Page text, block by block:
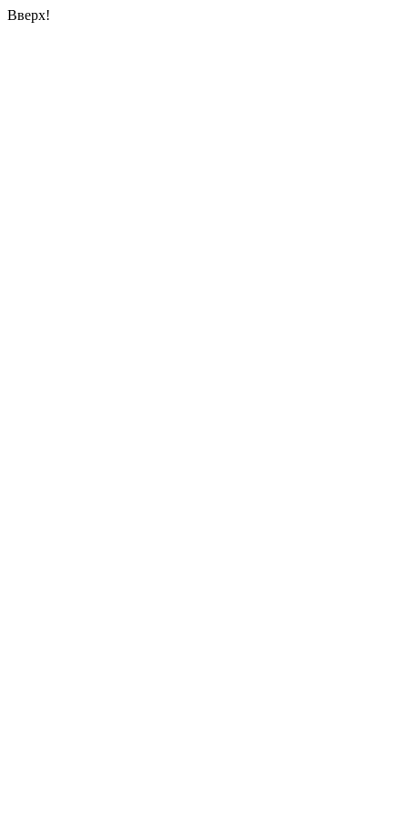
Вверх!